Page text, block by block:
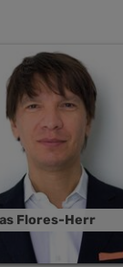
Flores-Herr